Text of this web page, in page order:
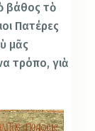
βάθος τὸ
Πατέρες
μᾶς
τρόπο, γιὰ